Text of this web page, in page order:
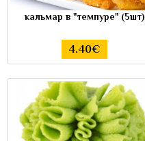
кальмар в "темпуре" (5шт)
4.40€